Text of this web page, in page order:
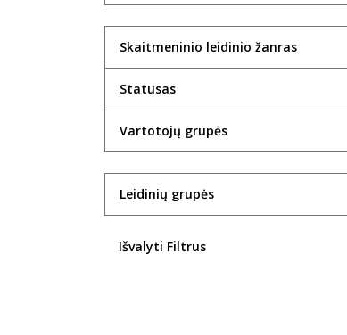
1931
1933
1934
1935
1937
1938
Skaitmeninio leidinio žanras
Statusas
Vartotojų grupės
Leidinių grupės
Išvalyti Filtrus